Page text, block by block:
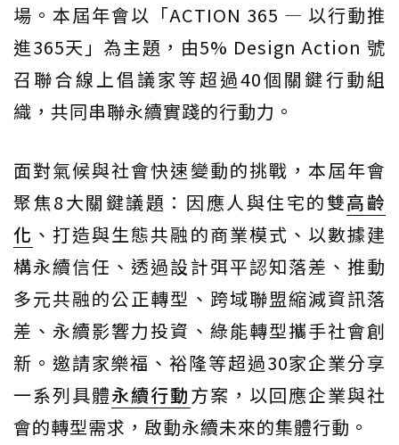
場。本屆年會以「ACTION 365 — 以行動推
進365天」為主題，由5% Design Action 號
召聯合線上倡議家等超過40個關鍵行動組
織，共同串聯永續實踐的行動力。
面對氣候與社會快速變動的挑戰，本屆年會
聚焦8大關鍵議題：因應人與住宅的雙高齡
化 、打造與生態共融的商業模式、以數據建
構永續信任、透過設計弭平認知落差、推動
多元共融的公正轉型、跨域聯盟縮減資訊落
差、永續影響力投資、綠能轉型攜手社會創
新。邀請家樂福、裕隆等超過30家企業分享
一系列具體永續行動方案，以回應企業與社
會的轉型需求，啟動永續未來的集體行動。